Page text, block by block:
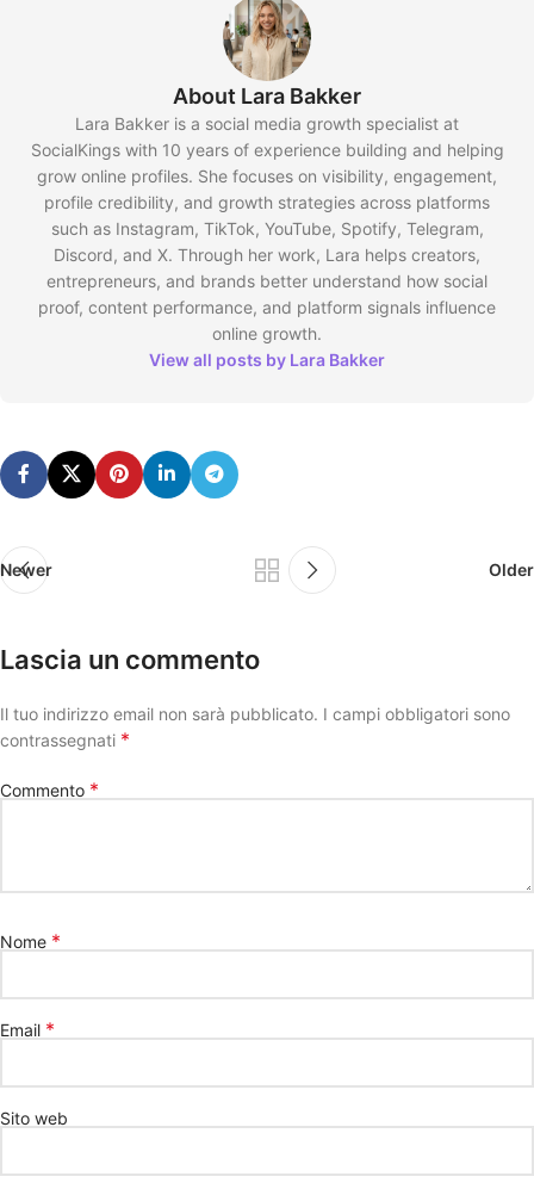
About Lara Bakker
Lara Bakker is a social media growth specialist at
SocialKings with 10 years of experience building and helping
grow online profiles. She focuses on visibility, engagement,
profile credibility, and growth strategies across platforms
such as Instagram, TikTok, YouTube, Spotify, Telegram,
Discord, and X. Through her work, Lara helps creators,
entrepreneurs, and brands better understand how social
proof, content performance, and platform signals influence
online growth.
View all posts by Lara Bakker
Newer Older
Lascia un commento
Il tuo indirizzo email non sarà pubblicato. I campi obbligatori sono
contrassegnati *
Commento *
Nome *
Email *
Sito web